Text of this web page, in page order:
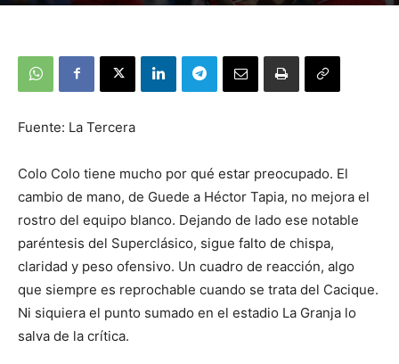
Fuente: La Tercera
Colo Colo tiene mucho por qué estar preocupado. El
cambio de mano, de Guede a Héctor Tapia, no mejora el
rostro del equipo blanco. Dejando de lado ese notable
paréntesis del Superclásico, sigue falto de chispa,
claridad y peso ofensivo. Un cuadro de reacción, algo
que siempre es reprochable cuando se trata del Cacique.
Ni siquiera el punto sumado en el estadio La Granja lo
salva de la crítica.